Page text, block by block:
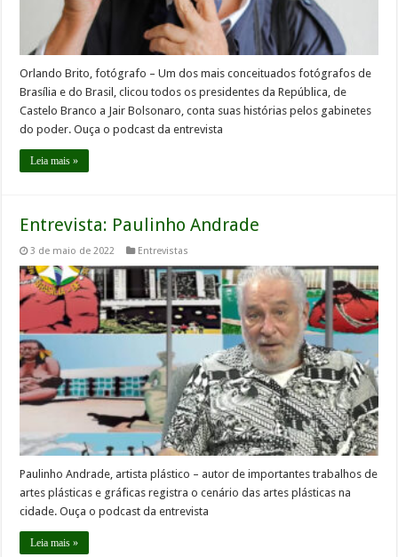
Orlando Brito, fotógrafo – Um dos mais conceituados fotógrafos de
Brasília e do Brasil, clicou todos os presidentes da República, de
Castelo Branco a Jair Bolsonaro, conta suas histórias pelos gabinetes
do poder. Ouça o podcast da entrevista
Leia mais »
Entrevista: Paulinho Andrade
3 de maio de 2022 Entrevistas
Paulinho Andrade, artista plástico – autor de importantes trabalhos de
artes plásticas e gráficas registra o cenário das artes plásticas na
cidade. Ouça o podcast da entrevista
Leia mais »